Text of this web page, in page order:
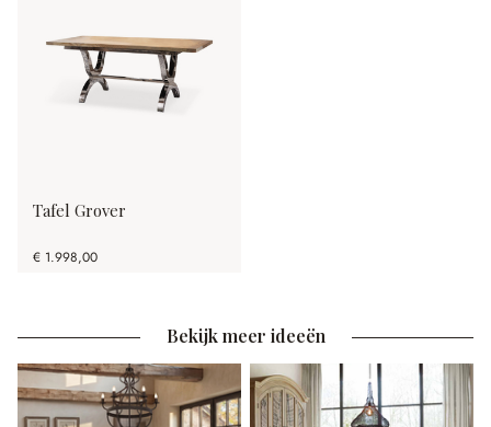
Tafel Grover
€ 1.998,00
Bekijk meer ideeën